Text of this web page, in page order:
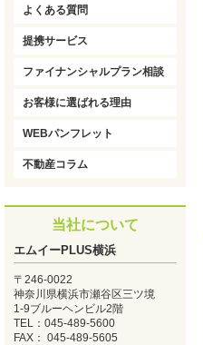
よくある質問
提携サービス
ファイナンシャルプラン相談
お客様に選ばれる理由
WEBパンフレット
不動産コラム
当社について
エムイーPLUS横浜
〒246-0022
神奈川県横浜市瀬谷区三ツ境
1-9ブルーヘンビル2階
TEL：045-489-5600
FAX： 045-489-5605